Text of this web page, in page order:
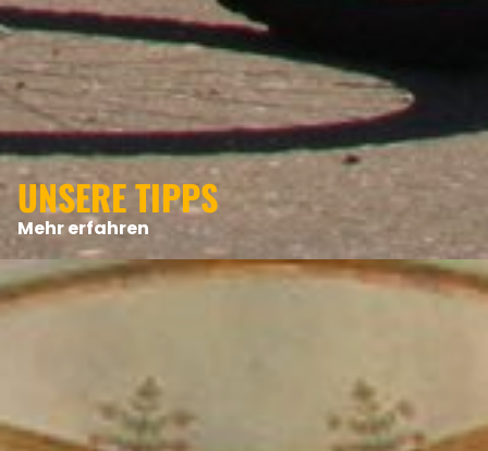
UNSERE TIPPS
Mehr erfahren